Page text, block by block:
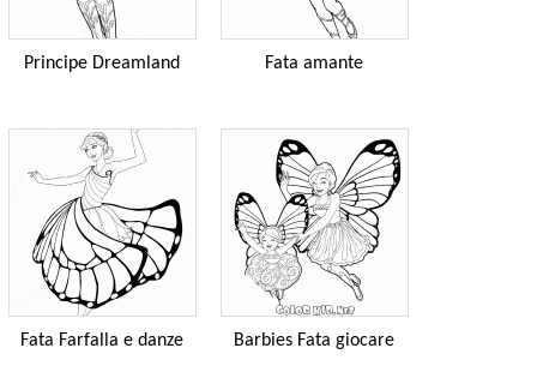
Principe Dreamland Fata amante
Fata Farfalla e danze Barbies Fata giocare